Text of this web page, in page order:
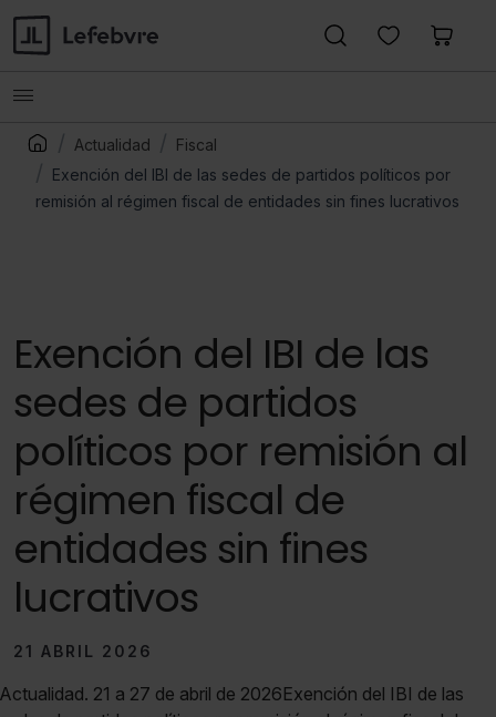
Actualidad
Fiscal
Exención del IBI de las sedes de partidos políticos por
remisión al régimen fiscal de entidades sin fines lucrativos
Exención del IBI de las
sedes de partidos
políticos por remisión al
régimen fiscal de
entidades sin fines
lucrativos
21 ABRIL 2026
Actualidad. 21 a 27 de abril de 2026Exención del IBI de las